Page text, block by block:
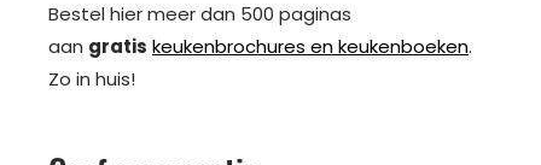
Bestel hier meer dan 500 paginas
aan gratis keukenbrochures en keukenboeken.
Zo in huis!